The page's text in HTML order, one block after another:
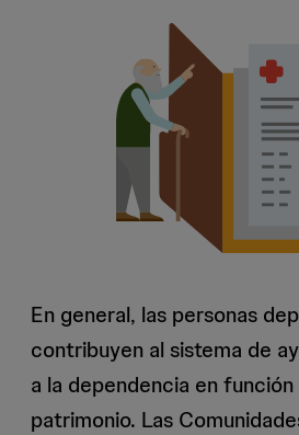
En general, las personas
contribuyen al sistema de
a la dependencia en
patrimonio. Las